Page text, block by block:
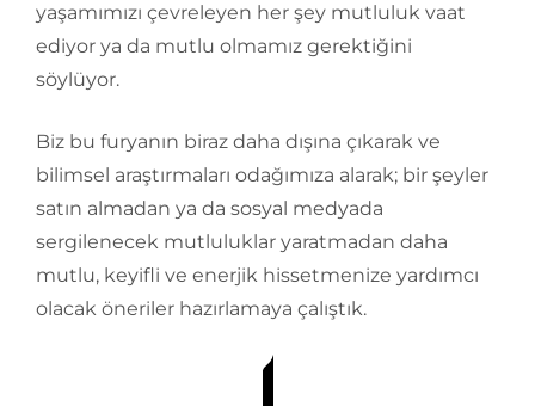
yaşamımızı çevreleyen her şey mutluluk vaat
ediyor ya da mutlu olmamız gerektiğini
söylüyor.
Biz bu furyanın biraz daha dışına çıkarak ve
bilimsel araştırmaları odağımıza alarak; bir şeyler
satın almadan ya da sosyal medyada
sergilenecek mutluluklar yaratmadan daha
mutlu, keyifli ve enerjik hissetmenize yardımcı
olacak öneriler hazırlamaya çalıştık.